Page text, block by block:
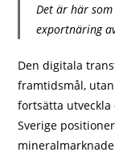
Det är här
exportnäring
Den digitala
framtidsmål,
fortsätta utveckla
Sverige